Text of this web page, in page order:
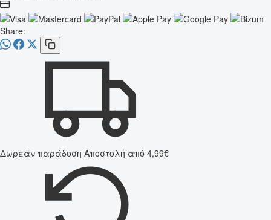
Share:
Δωρεάν παράδοση Αποστολή από 4,99€